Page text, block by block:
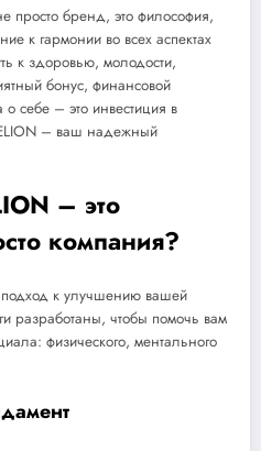
просто бренд, это философия,
к гармонии во всех аспектах
к здоровью, молодости,
бонус, финансовой
себе – это инвестиция в
– ваш надежный
– это
компания?
к улучшению вашей
разработаны, чтобы помочь вам
физического, ментального